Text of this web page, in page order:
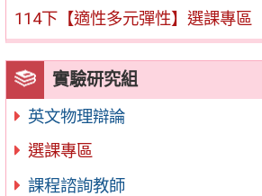
114下【適性多元彈性】選課專區
實驗研究組
英文物理辯論
選課專區
課程諮詢教師